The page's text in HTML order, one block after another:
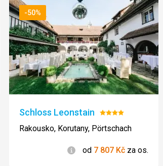
-50%
Schloss Leonstain Hodnocení:
4/5
Rakousko, Korutany, Pörtschach
Informace
od 7 807 Kč za os.